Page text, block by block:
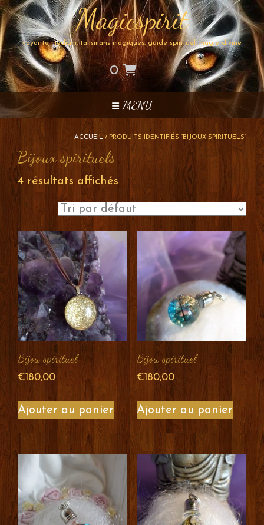
Skip
to
content
Magicspirit
voyante médium, talismans magiques, guide spirituel, magie divine
0
MENU
ACCUEIL / PRODUITS IDENTIFIÉS “BIJOUX SPIRITUELS”
Bijoux spirituels
4 résultats affichés
Bijou spirituel
€180,00
Ajouter au panier
Bijou spirituel
€180,00
Ajouter au panier